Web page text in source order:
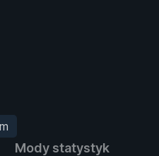
Mody statystyk